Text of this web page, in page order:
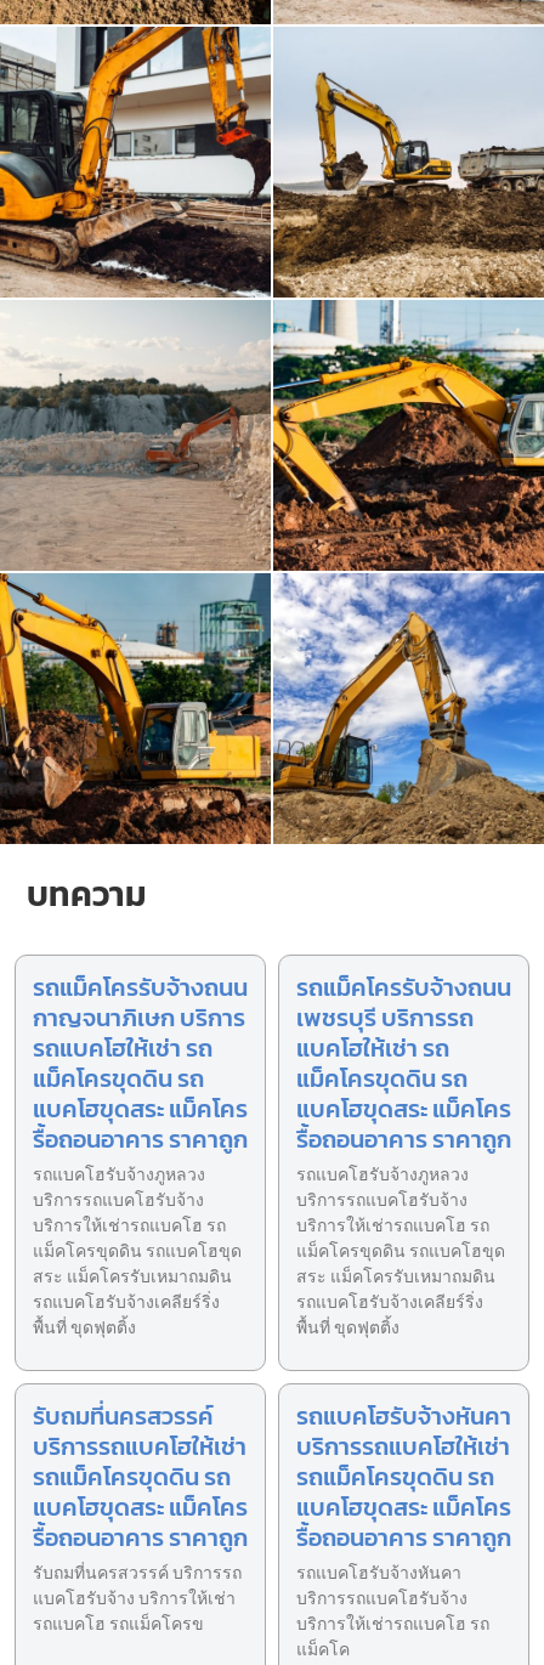
บทความ
รถแม็คโครรับจ้างถนน
กาญจนาภิเษก บริการ
รถแบคโฮให้เช่า รถ
แม็คโครขุดดิน รถ
แบคโฮขุดสระ แม็คโคร
รื้อถอนอาคาร ราคาถูก
รถแบคโฮรับจ้างภูหลวง
บริการรถแบคโฮรับจ้าง
บริการให้เช่ารถแบคโฮ รถ
แม็คโครขุดดิน รถแบคโฮขุด
สระ แม็คโครรับเหมาถมดิน
รถแบคโฮรับจ้างเคลียร์ริ่ง
พื้นที่ ขุดฟุตติ้ง
รถแม็คโครรับจ้างถนน
เพชรบุรี บริการรถ
แบคโฮให้เช่า รถ
แม็คโครขุดดิน รถ
แบคโฮขุดสระ แม็คโคร
รื้อถอนอาคาร ราคาถูก
รถแบคโฮรับจ้างภูหลวง
บริการรถแบคโฮรับจ้าง
บริการให้เช่ารถแบคโฮ รถ
แม็คโครขุดดิน รถแบคโฮขุด
สระ แม็คโครรับเหมาถมดิน
รถแบคโฮรับจ้างเคลียร์ริ่ง
พื้นที่ ขุดฟุตติ้ง
รับถมที่นครสวรรค์
บริการรถแบคโฮให้เช่า
รถแม็คโครขุดดิน รถ
แบคโฮขุดสระ แม็คโคร
รื้อถอนอาคาร ราคาถูก
รับถมที่นครสวรรค์ บริการรถ
แบคโฮรับจ้าง บริการให้เช่า
รถแบคโฮ รถแม็คโครข
รถแบคโฮรับจ้างหันคา
บริการรถแบคโฮให้เช่า
รถแม็คโครขุดดิน รถ
แบคโฮขุดสระ แม็คโคร
รื้อถอนอาคาร ราคาถูก
รถแบคโฮรับจ้างหันคา
บริการรถแบคโฮรับจ้าง
บริการให้เช่ารถแบคโฮ รถ
แม็คโค